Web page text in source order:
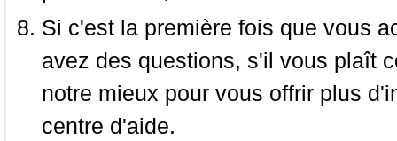
Si c'est la première fois que vous
avez des questions, s'il vous plaît
notre mieux pour vous offrir plus
centre d'aide.